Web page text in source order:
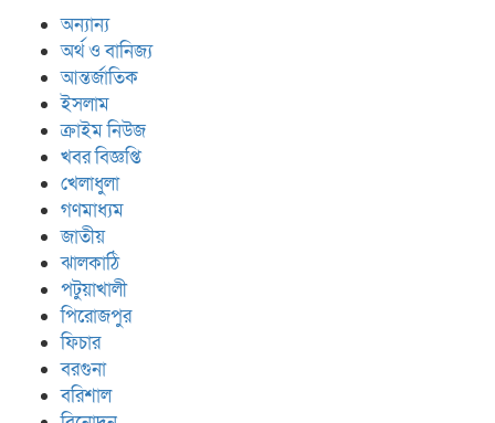
অন্যান্য
অর্থ ও বানিজ্য
আন্তর্জাতিক
ইসলাম
ক্রাইম নিউজ
খবর বিজ্ঞপ্তি
খেলাধুলা
গণমাধ্যম
জাতীয়
ঝালকাঠি
পটুয়াখালী
পিরোজপুর
ফিচার
বরগুনা
বরিশাল